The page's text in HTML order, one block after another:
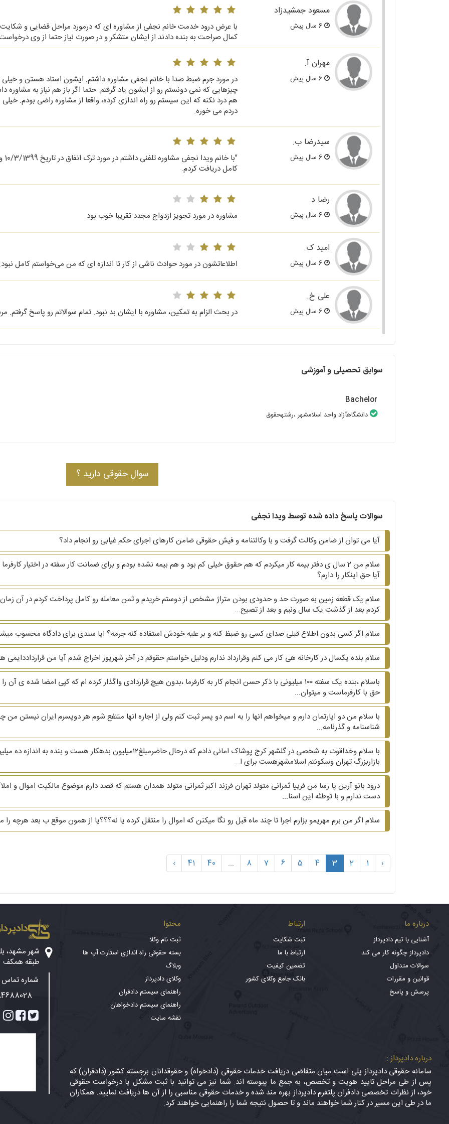
مسعود جمشیدزاد
با عرض درود خدمت خانم نجفی از مشاوره ای که درمورد مراحل قضایی و شکایت
کمال صراحت به بنده دادند از ایشان متشکر و در صورت نیاز حتما از وی
مهران آ.
در مورد جرم ضبط صدا با خانم نجفی مشاوره داشتم. ایشون استاد هستن و
چیزهایی که نمی دونستم رو از ایشون یاد گرفتم. حتما اگر باز هم نیاز به مشاوره
هم درد نکنه که این سیستم رو راه اندازی کرده، واقعا از مشاوره راضی بودم.
دردم می خوره.
سیدرضا ب.
کامل دریافت کردم.
رضا د.
مشاوره در مورد تجویز ازدواج مجدد تقریبا خوب بود.
امید ک.
اطلاعاتشون در مورد حوادث ناشی از کار تا اندازه ای که من می‌خواستم کامل
علی خ.
در بحث الزام به تمکین، مشاوره با ایشان بد نبود. تمام سوالاتم رو پاسخ گرفتم.
سوابق تحصیلی و آموزشی
Bachelor
دانشگاهآزاد واحد اسلامشهر ،رشتهحقوق
سوال حقوقی دارید ؟
سوالات پاسخ داده شده توسط ویدا نجفی
آیا می توان از ضامن وکالت گرفت و با وکالتنامه و فیش حقوقی ضامن کارهای اجرای حکم غیابی رو انجام داد؟
سلام من 2 سال ی دفتر بیمه کار میکردم که هم حقوق خیلی کم بود و هم بیمه نشده بودم و برای ضمانت کار سفته در اختیار
آیا حق اینکار را دارم؟
سلام یک قطعه زمین به صورت حد و حدودی بودن متراژ مشخص از دوستم خریدم و ثمن معامله رو کامل پرداخت کردم در آن
کردم بعد از گذشت یک سال ونیم و بعد از تصیح...
سلام اگر کسی بدون اطلاع قبلی صدای کسی رو ضبظ کنه و بر علیه خودش استفاده کنه جرمه؟ ایا سندی برای دادگاه محسوب
سلام بنده یکسال در کارخانه هی کار می کنم وقرارداد ندارم ودلیل خواستم حقوقم در آخر شهریور اخراج شدم آیا من قرارداددایمی
باسلام ،بنده یک سفته ۱۰۰ میلیونی با ذکر حسن انجام کار به کارفرما ،بدون هیچ قراردادی واگذار کرده ام که کپی امضا
حق با کارفرماست و میتوان...
با سلام من دو اپارتمان دارم و میخواهم انها را به اسم دو پسر ثبت کنم ولی از اجاره انها منتفع شوم هر دوپسرم ایران نیستن من
شناسنامه و گذرنامه...
با سلام وخداقوت به شخصی در گلشهر کرج پوشاک امانی دادم که درحال
بازاربزرگ تهران وسکونتم اسلامشهرهست برای ا...
درود بانو آرین پا رسا من فرییا ثمرانی متولد تهران فرزند اکبر ثمرانی متولد همدان هستم که قصد دارم موضوع مالکیت اموال و
دست ندارم و با توطئه این اسنا...
سلام اگر من برم مهریمو بزارم اجرا تا چند ماه قبل رو نگا میکنن که اموال را منتقل کرده یا نه؟؟؟یا از همون موقع ب بعد هرچه
‹
1
2
3
4
5
6
7
8
...
40
41
›
درباره ما
آشنایی با تیم دادپرداز
دادپرداز چگونه کار می کند
سوالات متداول
قوانین و مقررات
پرسش و پاسخ
ارتباط
ثبت شکایت
ارتباط با ما
تضمین کیفیت
بانک جامع وکلای کشور
محتوا
ثبت نام وکلا
بسته حقوقی راه اندازی استارت آپ ها
وبلاگ
وکلای دادپرداز
راهنمای سیستم دادفران
راهنمای سیستم دادخواهان
نقشه سایت
درباره دادپرداز :
سامانه حقوقی دادپرداز پلی است میان متقاضی دریافت خدمات حقوقی (دادخواه) و حقوقدانان برجسته کشور (دادفران) که
پس از طی مراحل تایید هویت و تخصص، به جمع ما پیوسته اند. شما نیز می توانید با ثبت مشکل یا درخواست حقوقی
خود، از نظرات تخصصی دادفران پلتفرم دادپرداز بهره مند شده و خدمات حقوقی مناسبی را از آن ها دریافت نمایید. همکاران
ما در طی این مسیر در کنار شما خواهند ماند و تا حصول نتیجه شما را راهنمایی خواهند کرد.
طبقه همکف
شماره تماس